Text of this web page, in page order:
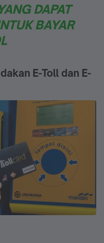
DAPAT
BAYAR
E-Toll dan E-